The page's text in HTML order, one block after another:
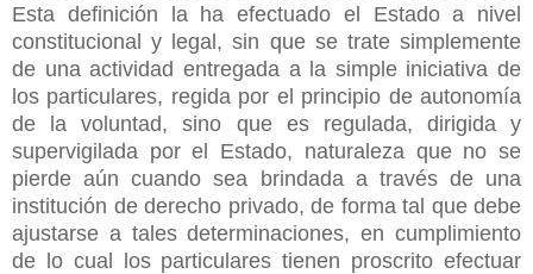
Esta definición la ha efectuado el Estado a nivel
constitucional y legal, sin que se trate simplemente
de una actividad entregada a la simple iniciativa de
los particulares, regida por el principio de autonomía
de la voluntad, sino que es regulada, dirigida y
supervigilada por el Estado, naturaleza que no se
pierde aún cuando sea brindada a través de una
institución de derecho privado, de forma tal que debe
ajustarse a tales determinaciones, en cumplimiento
de lo cual los particulares tienen proscrito efectuar